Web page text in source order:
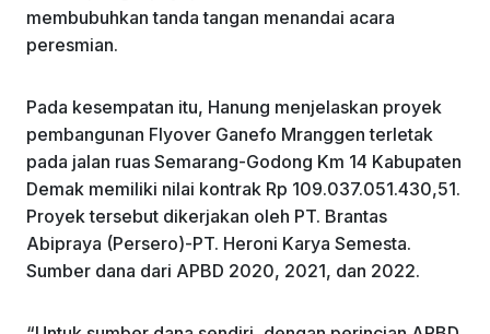
membubuhkan tanda tangan menandai acara
peresmian.
Pada kesempatan itu, Hanung menjelaskan proyek
pembangunan Flyover Ganefo Mranggen terletak
pada jalan ruas Semarang-Godong Km 14 Kabupaten
Demak memiliki nilai kontrak Rp 109.037.051.430,51.
Proyek tersebut dikerjakan oleh PT. Brantas
Abipraya (Persero)-PT. Heroni Karya Semesta.
Sumber dana dari APBD 2020, 2021, dan 2022.